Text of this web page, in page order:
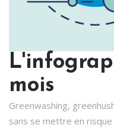
mois
Greenwashing,
sans se mettre en risque